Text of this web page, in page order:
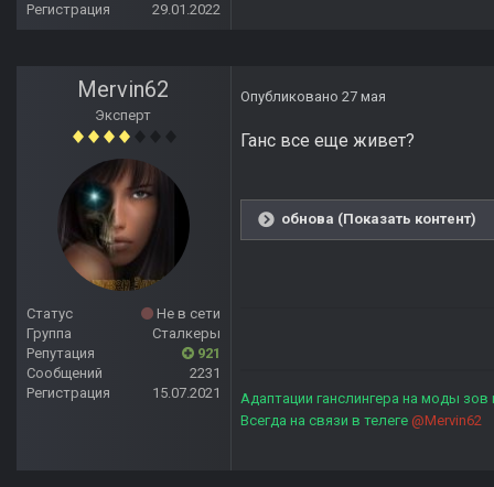
Регистрация
29.01.2022
Mervin62
Эксперт
Статус
Не в сети
Группа
Сталкеры
Репутация
921
Сообщений
2231
Регистрация
15.07.2021
Опубликовано 27 мая
Ганс все еще живет?
обнова (Показать контент)
Адаптации ганслингера на моды зов
Всегда на связи в телеге @Mervin62